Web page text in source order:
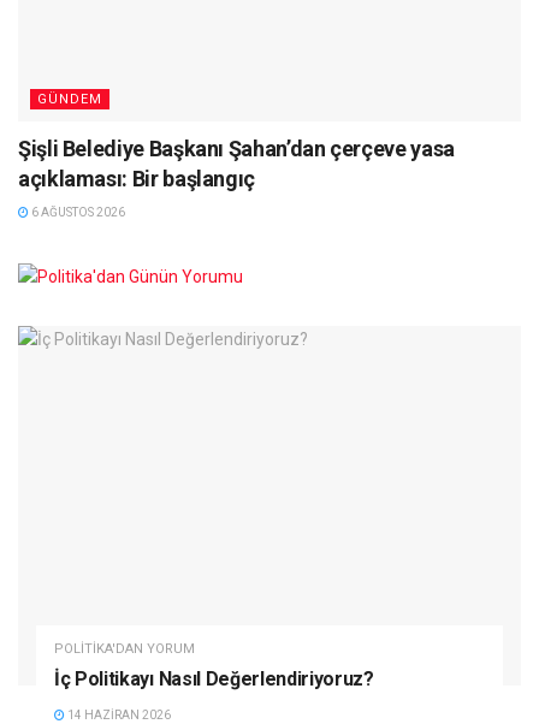
GÜNDEM
Şişli Belediye Başkanı Şahan’dan çerçeve yasa
açıklaması: Bir başlangıç
6 AĞUSTOS 2026
POLITIKA'DAN YORUM
İç Politikayı Nasıl Değerlendiriyoruz?
14 HAZIRAN 2026